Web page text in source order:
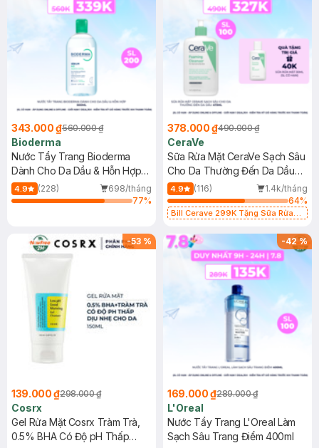
343.000 ₫560.000 ₫
Bioderma
Nước Tẩy Trang Bioderma
Dành Cho Da Dầu & Hỗn Hợp
500ml
4.9 (228)
698/tháng
77%
378.000 ₫490.000 ₫
CeraVe
Sữa Rửa Mặt CeraVe Sạch Sâu
Cho Da Thường Đến Da Dầu
473ml
4.9 (116)
1.4k/tháng
64%
Bill Cerave 299K Tặng Sữa Rửa
-53 %
139.000 ₫298.000 ₫
Cosrx
Gel Rửa Mặt Cosrx Tràm Trà,
0.5% BHA Có Độ pH Thấp
-42%
169.000 ₫289.000 ₫
L'Oreal
Nước Tẩy Trang L'Oreal Làm
Sạch Sâu Trang Điểm 400ml